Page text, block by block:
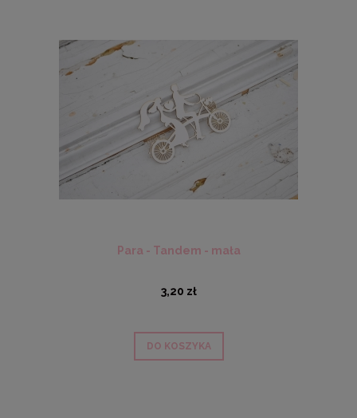
Para - Tandem - mała
3,20 zł
DO KOSZYKA